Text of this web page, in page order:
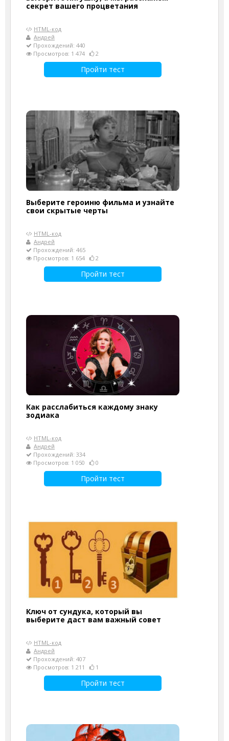
секрет вашего процветания
HTML-код
Андрей
Прохождений: 440
Просмотров: 1 474
2
Пройти тест
Выберите героиню фильма и узнайте
свои скрытые черты
HTML-код
Андрей
Прохождений: 465
Просмотров: 1 654
2
Пройти тест
Как расслабиться каждому знаку
зодиака
HTML-код
Андрей
Прохождений: 334
Просмотров: 1 050
0
Пройти тест
Ключ от сундука, который вы
выберите даст вам важный совет
HTML-код
Андрей
Прохождений: 407
Просмотров: 1 211
1
Пройти тест